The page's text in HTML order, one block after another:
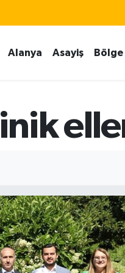
Alanya Asayiş Bölge